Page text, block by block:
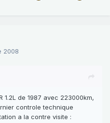
2008
1.2L de 1987 avec 223000km,
controle technique
a la contre visite :